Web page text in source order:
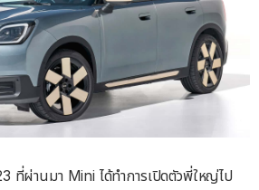
ที่ผ่านมา Mini ได้ทำการเปิดตัวพี่ใหญ่ไป